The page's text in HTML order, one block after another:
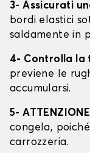
3- Assicurati
bordi elastici
saldamente in
4- Controlla la
previene le
accumularsi.
5- ATTENZIONE
congela,
carrozzeria.